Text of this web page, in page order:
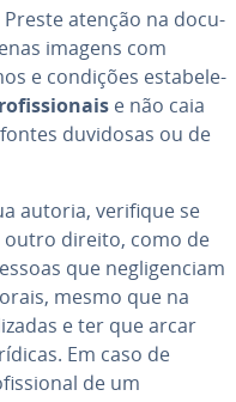
atenção na do­cu­
imagens com
e condições es­ta­be­le­
e não caia
duvidosas ou de
autoria, verifique se
direito, como de
que ne­gli­gen­ciam
mesmo que na
e ter que arcar
Em caso de
de um